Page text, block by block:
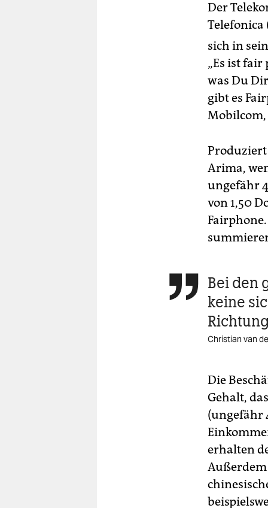
Der
Telefonica
sich in
„Es ist
was Du
gibt es
Produziert
Arima,
ungefähr
von 1,50
 Bei den
keine
Christian van
Die
Gehalt,
(ungefähr
erhalten